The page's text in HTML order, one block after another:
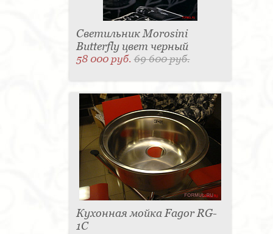
Светильник Morosini
Butterfly цвет черный
58 000 руб.69 600 руб.
Кухонная мойка Fagor RG-
1C